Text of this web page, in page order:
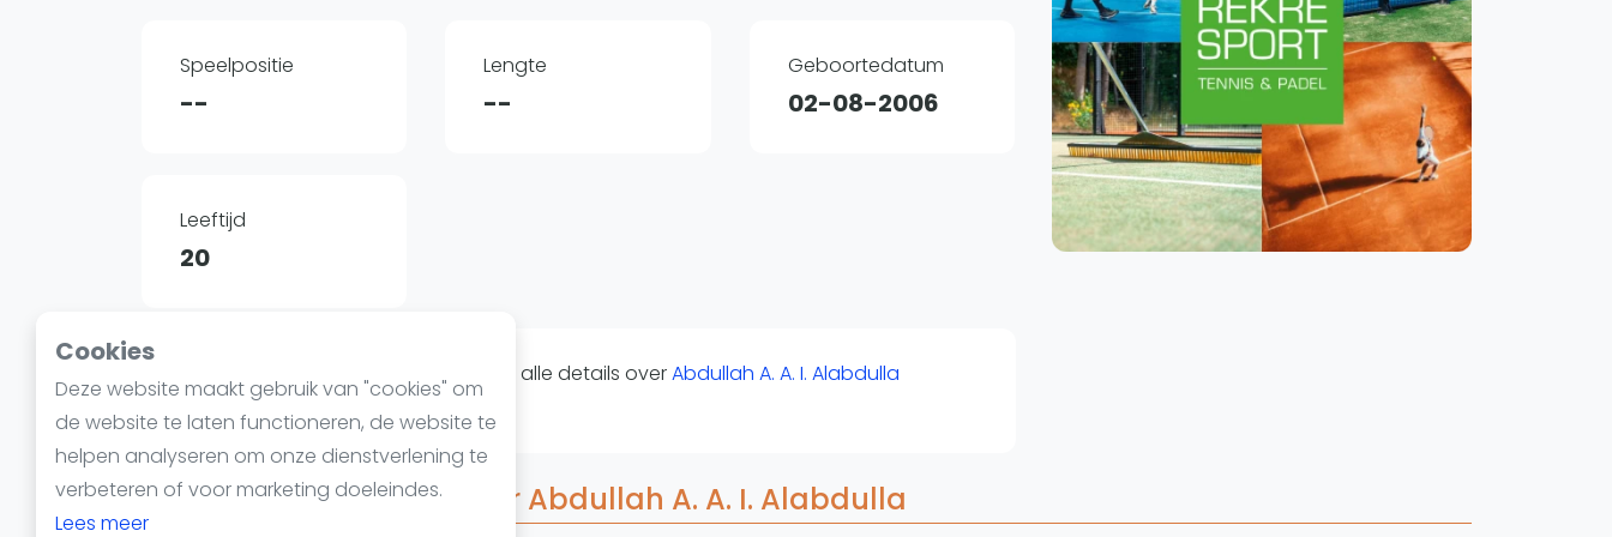
Cookies
Deze website maakt gebruik van "cookies" om
de website te laten functioneren, de website te
helpen analyseren om onze dienstverlening te
verbeteren of voor marketing doeleindes.
Lees meer
Toevoegen data
Laatste updates
WhatsApp
Join WhatsApp Community
Speelpositie
--
Lengte
--
Geboortedatum
02-08-2006
Leeftijd
20
Op dit moment hebben we nog niet alle details overAbdullah A. A. I. Alabdulla
beschikbaar op
Veelgestelde vragen over Abdullah A. A. I. Alabdulla